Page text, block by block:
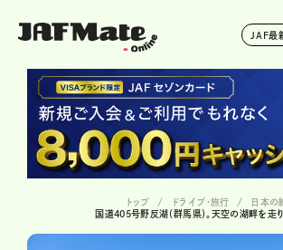
JAF最
トップ ドライブ･旅行
日本の
国道405号野反湖（群馬県）。天空の湖畔を走